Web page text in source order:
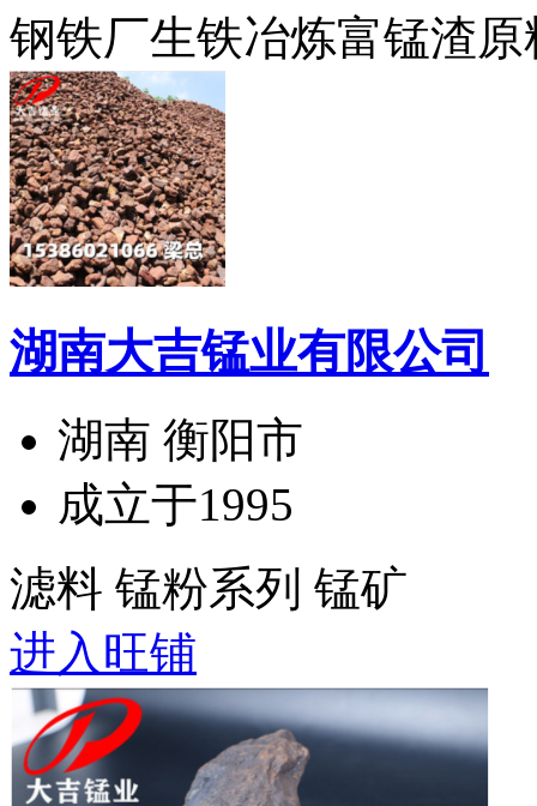
钢铁厂生铁冶炼富锰渣
湖南大吉锰业有限公司
湖南 衡阳市
成立于1995
滤料 锰粉系列 锰矿
进入旺铺